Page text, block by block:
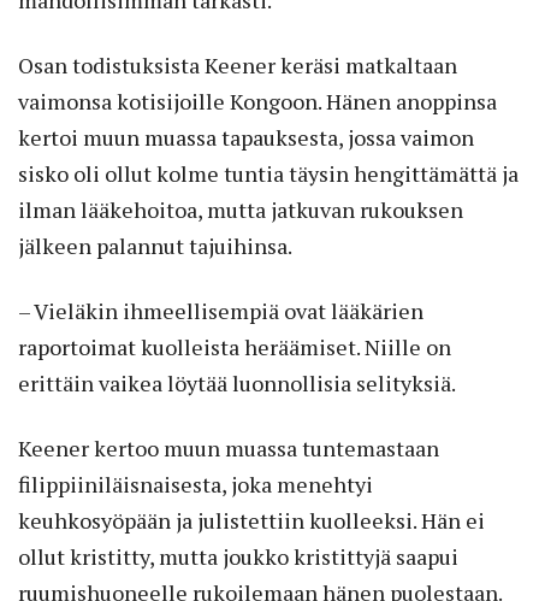
Osan todistuksista Keener keräsi matkaltaan
vaimonsa kotisijoille Kongoon. Hänen anoppinsa
kertoi muun muassa tapauksesta, jossa vaimon
sisko oli ollut kolme tuntia täysin hengittämättä ja
ilman lääkehoitoa, mutta jatkuvan rukouksen
jälkeen palannut tajuihinsa.
– Vieläkin ihmeellisempiä ovat lääkärien
raportoimat kuolleista heräämiset. Niille on
erittäin vaikea löytää luonnollisia selityksiä.
Keener kertoo muun muassa tuntemastaan
filippiiniläisnaisesta, joka menehtyi
keuhkosyöpään ja julistettiin kuolleeksi. Hän ei
ollut kristitty, mutta joukko kristittyjä saapui
ruumishuoneelle rukoilemaan hänen puolestaan.